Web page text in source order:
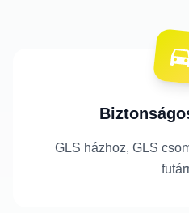
GLS házhoz, GLS